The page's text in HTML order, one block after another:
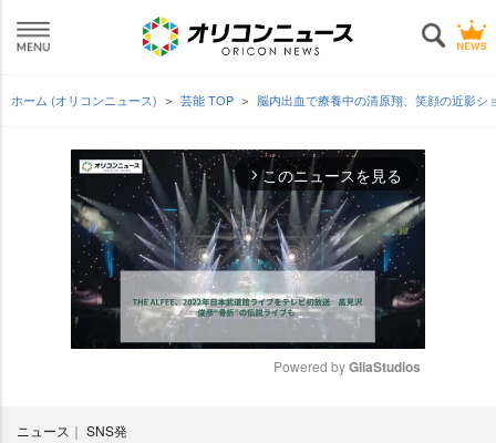
ホーム (オリコンニュース) 芸能 TOP 脳内出血で療養中の清原翔、笑顔の近影
arrow_forward_ios このニュースを見る
Powered by GliaStudios
ニュース SNS発